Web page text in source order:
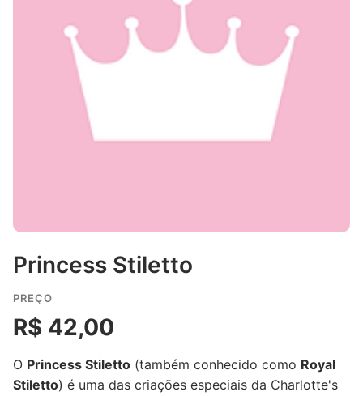
Princess Stiletto
PREÇO
R$ 42,00
O Princess Stiletto (também conhecido como Royal
Stiletto) é uma das criações especiais da Charlotte's